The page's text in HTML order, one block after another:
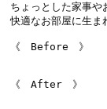
ちょっとした家事や
快適なお部屋に生ま